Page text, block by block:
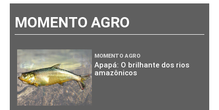
MOMENTO AGRO
MOMENTO AGRO
Apapá: O brilhante dos rios
amazônicos